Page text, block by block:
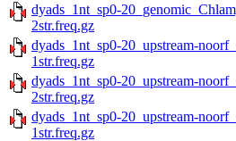
dyads_1nt_sp0-
2str.freq.gz
dyads_1nt_sp0-20_upstream-
1str.freq.gz
dyads_1nt_sp0-20_upstream-
2str.freq.gz
dyads_1nt_sp0-20_upstream-
1str.freq.gz